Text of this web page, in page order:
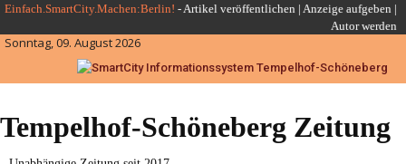
Skip
to
content
Einfach.SmartCity.Machen:Berlin! -Artikel veröffentlichen | Anzeige aufgeben |
Autor werden
Sonntag, 09. August 2026
Tempelhof-Schöneberg Zeitung